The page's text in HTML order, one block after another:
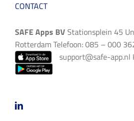
CONTACT
SAFE Apps BVStationsplein 45
Rotterdam Telefoon: 085 – 000
support@safe-app.nl